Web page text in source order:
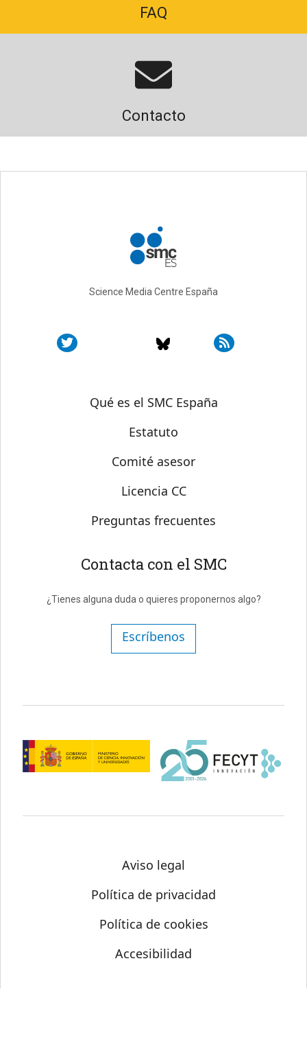
FAQ
Contacto
Science Media Centre España
Sobre SMC España
Qué es el SMC España
Estatuto
Comité asesor
Licencia CC
Preguntas frecuentes
Contacta con el SMC
¿Tienes alguna duda o quieres proponernos algo?
Escríbenos
Aviso legal
Política de privacidad
Política de cookies
Accesibilidad